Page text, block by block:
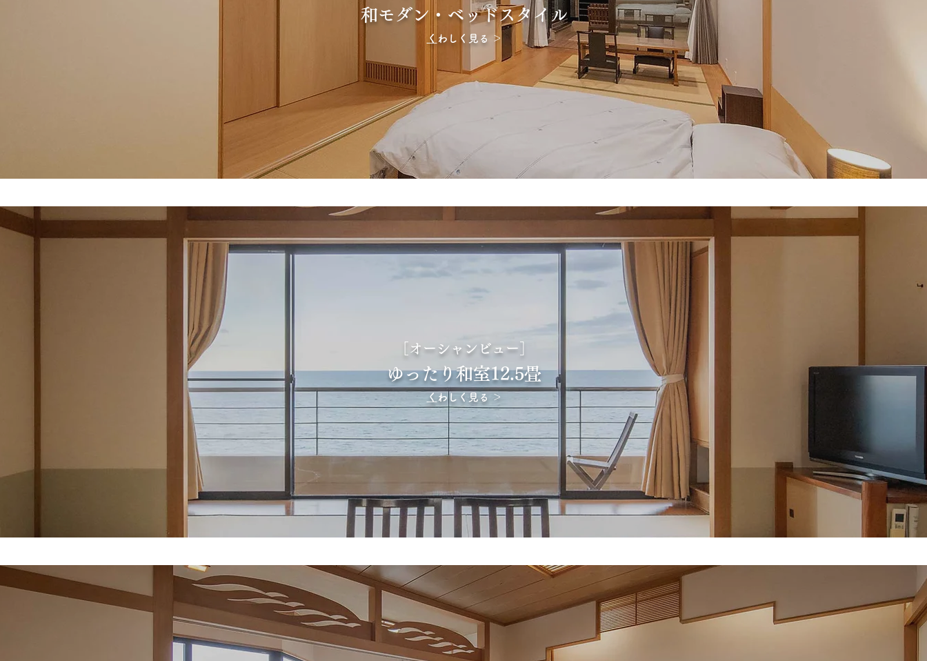
和モダン・ベッドスタイル
​ くわしく見る ＞
［オーシャンビュー］
ゆったり和室12.5畳
​ くわしく見る ＞